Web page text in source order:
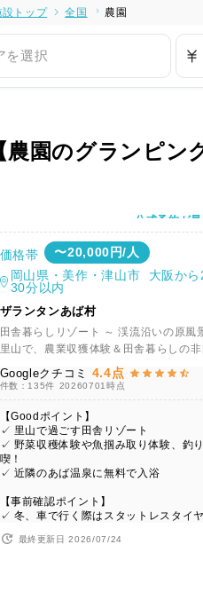
トップ 全国 農園
を選択
農園のグランピン
公式予約が
価格帯
〜20,000円/人
岡山県・美作・津山市 大阪から
30分以内
ザランタンあば村
田舎暮らしリゾート ～ 渓流沿いの原風
里山で、農業収獲体験＆田舎暮らしの非
Googleクチコミ 4.4点
件数：135件 20260701時点
【Goodポイント】
✓ 里山で過ごす田舎リゾート
✓ 野菜収穫体験や魚掴み取り体験、釣
喫！
✓ 近隣のあば温泉に無料で入浴
【事前確認ポイント】
✓ 冬、車で行く際はスタットレスタイ
最終更新日 2026/07/24